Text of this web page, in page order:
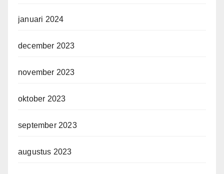
januari 2024
december 2023
november 2023
oktober 2023
september 2023
augustus 2023